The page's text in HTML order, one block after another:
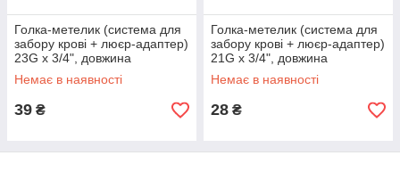
Голка-метелик (система для
забору крові + люєр-адаптер)
23G х 3/4", довжина
катетера: 7 1/2" 19 см,, ТМ
Vacuette
Немає в наявності
39 ₴
Голка-метелик (система для
забору крові + люєр-адаптер)
21G x 3/4", довжина
катетера: 12" (30 см), ТМ
Vacuette
Немає в наявності
28 ₴